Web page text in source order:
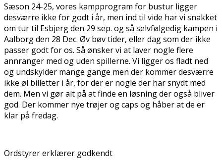
Sæson 24-25, vores kampprogram for bustur ligger
desværre ikke for godt i år, men ind til vide har vi snakket
om tur til Esbjerg den 29 sep. og så selvfølgedig kampen i
Aalborg den 28 Dec. Øv bøv tider, eller dag som der ikke
passer godt for os. Så ønsker vi at laver nogle flere
annranger med og uden spillerne. Vi ligger os fladt ned
og undskylder mange gange men der kommer desværre
ikke øl billetter i år, for der er nogle der har snydt med
dem. Men vi gør alt på at finde en løsning der også bliver
god. Der kommer nye trøjer og caps og håber at de er
klar på fredag.
Ordstyrer erklærer godkendt